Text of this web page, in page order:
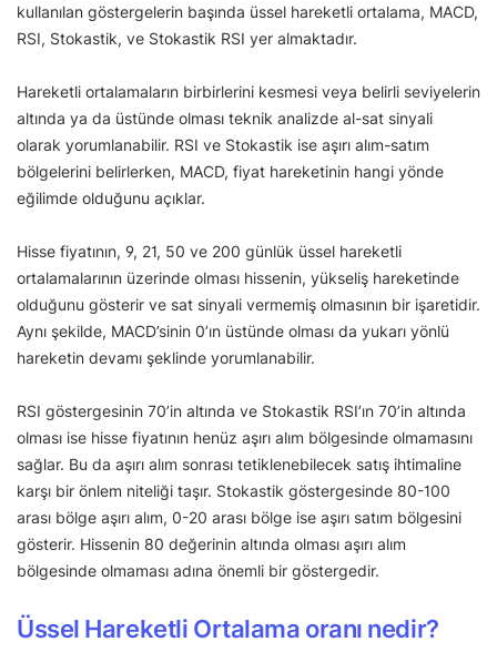
kullanılan göstergelerin başında üssel hareketli ortalama, MACD,
RSI, Stokastik, ve Stokastik RSI yer almaktadır.
Hareketli ortalamaların birbirlerini kesmesi veya belirli seviyelerin
altında ya da üstünde olması teknik analizde al-sat sinyali
olarak yorumlanabilir. RSI ve Stokastik ise aşırı alım-satım
bölgelerini belirlerken, MACD, fiyat hareketinin hangi yönde
eğilimde olduğunu açıklar.
Hisse fiyatının, 9, 21, 50 ve 200 günlük üssel hareketli
ortalamalarının üzerinde olması hissenin, yükseliş hareketinde
olduğunu gösterir ve sat sinyali vermemiş olmasının bir işaretidir.
Aynı şekilde, MACD’sinin 0’ın üstünde olması da yukarı yönlü
hareketin devamı şeklinde yorumlanabilir.
RSI göstergesinin 70’in altında ve Stokastik RSI’ın 70’in altında
olması ise hisse fiyatının henüz aşırı alım bölgesinde olmamasını
sağlar. Bu da aşırı alım sonrası tetiklenebilecek satış ihtimaline
karşı bir önlem niteliği taşır. Stokastik göstergesinde 80-100
arası bölge aşırı alım, 0-20 arası bölge ise aşırı satım bölgesini
gösterir. Hissenin 80 değerinin altında olması aşırı alım
bölgesinde olmaması adına önemli bir göstergedir.
Üssel Hareketli Ortalama oranı nedir?